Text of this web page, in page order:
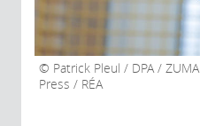
Patrick Pleul / DPA / ZUMA
Press / RÉA